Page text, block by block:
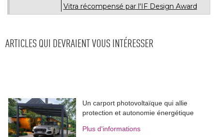
Vitra récompensé par l'IF Design Award
ARTICLES QUI DEVRAIENT VOUS INTÉRESSER
Un carport photovoltaïque qui allie
protection et autonomie énergétique
Plus d'informations